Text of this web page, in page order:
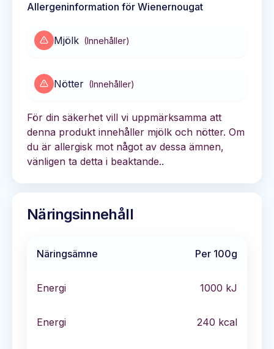
Allergeninformation för Wienernougat
Mjölk (Innehåller)
Nötter (Innehåller)
För din säkerhet vill vi uppmärksamma att
denna produkt innehåller mjölk och nötter. Om
du är allergisk mot något av dessa ämnen,
vänligen ta detta i beaktande..
Näringsinnehåll
Näringsämne Per 100g
Energi 1000 kJ
Energi 240 kcal